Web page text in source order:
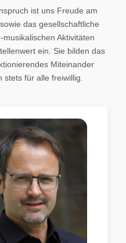
ist uns Freude am
das gesellschaftliche
Aktivitäten
ein. Sie bilden das
Miteinander
für alle freiwillig.